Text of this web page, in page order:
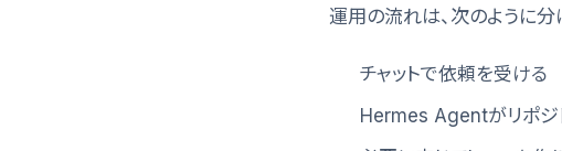
運用の流れは、次のように分
チャットで依頼を受ける
Hermes Agentがリポジ